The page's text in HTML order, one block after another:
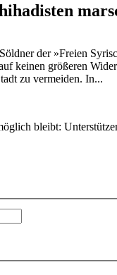
der »Freien
keinen größeren
zu vermeiden. In...
bleibt: